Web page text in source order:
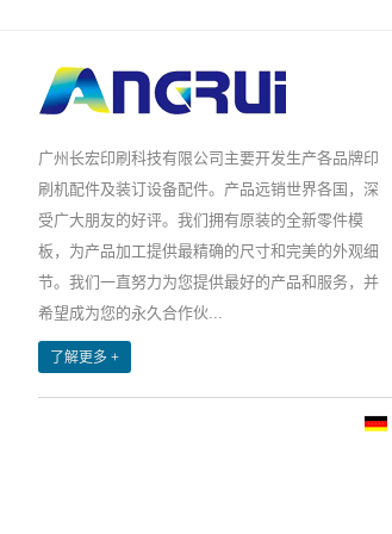
广州长宏印刷科技有限公司主要开发生产各品牌印
刷机配件及装订设备配件。产品远销世界各国，深
受广大朋友的好评。我们拥有原装的全新零件模
板，为产品加工提供最精确的尺寸和完美的外观细
节。我们一直努力为您提供最好的产品和服务，并
希望成为您的永久合作伙...
了解更多 +